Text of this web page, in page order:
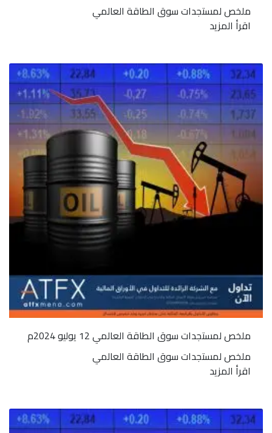
ملخص لمستجدات سوق الطاقة العالمي
اقرأ المزيد
ملخص لمستجدات سوق الطاقة العالمي 12 يوليو 2024م
ملخص لمستجدات سوق الطاقة العالمي
اقرأ المزيد